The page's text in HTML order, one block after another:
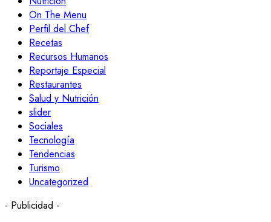
On The Menu
Perfil del Chef
Recetas
Recursos Humanos
Reportaje Especial
Restaurantes
Salud y Nutrición
slider
Sociales
Tecnología
Tendencias
Turismo
Uncategorized
- Publicidad -